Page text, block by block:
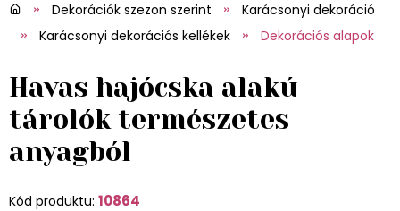
Dekorációk szezon szerint
Karácsonyi dekoráció
Karácsonyi dekorációs kellékek
Dekorációs alapok
Havas hajócska alakú
tárolók természetes
anyagból
Kód produktu: 10864